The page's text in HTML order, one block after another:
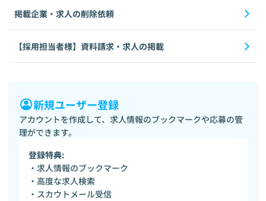
掲載企業・求人の削除依頼
【採用担当者様】資料請求・求人の掲載
新規ユーザー登録
アカウントを作成して、求人情報のブックマークや応募の管
理ができます。
登録特典:
・求人情報のブックマーク
・高度な求人検索
・スカウトメール受信